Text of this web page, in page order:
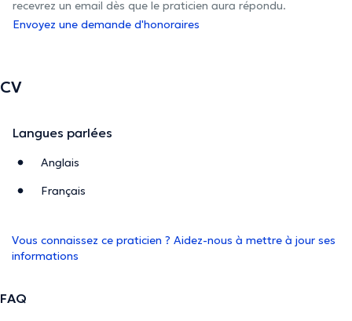
recevrez un email dès que le praticien aura répondu.
Envoyez une demande d'honoraires
CV
Langues parlées
Anglais
Français
Vous connaissez ce praticien ? Aidez-nous à mettre à jour ses
informations
FAQ